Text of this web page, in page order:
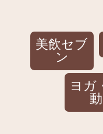
美飲セブ
ン
ヨガ
動